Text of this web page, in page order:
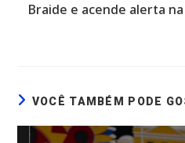
Braide e acende alerta
VOCÊ TAMBÉM PODE